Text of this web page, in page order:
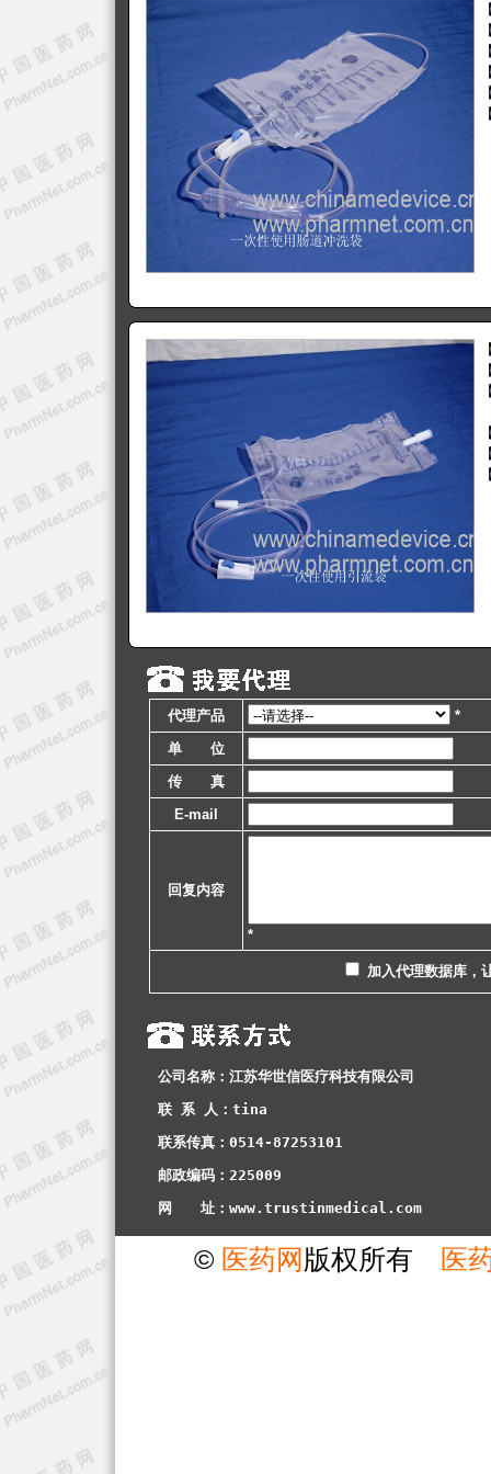
代理产品
*
单 位
传 真
E-mail
回复内容
*
加入代理数据库，
公司名称：江苏华世信医疗科技有限公司
联 系 人：tina
联系传真：0514-87253101
邮政编码：225009
网　　址：www.trustinmedical.com
© 医药网 版权所有 医